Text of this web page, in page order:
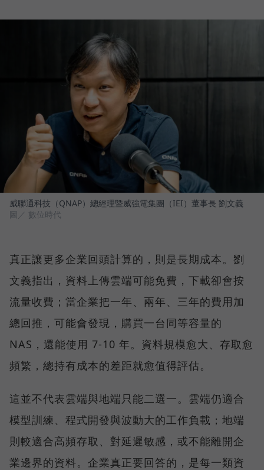
威聯通科技（QNAP）總經理暨威強電集團（IEI）董事長 劉文義
圖／ 數位時代
真正讓更多企業回頭計算的，則是長期成本。劉
文義指出，資料上傳雲端可能免費，下載卻會按
流量收費；當企業把一年、兩年、三年的費用加
總回推，可能會發現，購買一台同等容量的
NAS，還能使用 7-10 年。資料規模愈大、存取愈
頻繁，總持有成本的差距就愈值得評估。
這並不代表雲端與地端只能二選一。雲端仍適合
模型訓練、程式開發與波動大的工作負載；地端
則較適合高頻存取、對延遲敏感，或不能離開企
業邊界的資料。企業真正要回答的，是每一類資